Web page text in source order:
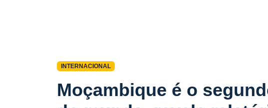
INTERNACIONAL
Moçambique é o